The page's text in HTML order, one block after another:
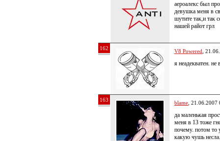
аероалекс был
девушка меня в
шутите так,и так
нашей райот грл
162 V8 Powered ,
я неадекватен. не
163 blame , 21.06.2007
да маленькая
меня в 13 тоже
почему. потом то
какую чушь